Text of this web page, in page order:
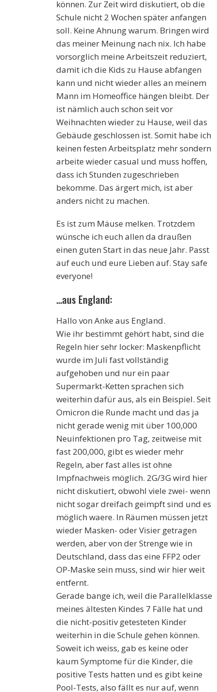
können. Zur Zeit wird diskutiert, ob die
Schule nicht 2 Wochen später anfangen
soll. Keine Ahnung warum. Bringen wird
das meiner Meinung nach nix. Ich habe
vorsorglich meine Arbeitszeit reduziert,
damit ich die Kids zu Hause abfangen
kann und nicht wieder alles an meinem
Mann im Homeoffice hängen bleibt. Der
ist nämlich auch schon seit vor
Weihnachten wieder zu Hause, weil das
Gebäude geschlossen ist. Somit habe ich
keinen festen Arbeitsplatz mehr sondern
arbeite wieder casual und muss hoffen,
dass ich Stunden zugeschrieben
bekomme. Das ärgert mich, ist aber
anders nicht zu machen.
Es ist zum Mäuse melken. Trotzdem
wünsche ich euch allen da draußen
einen guten Start in das neue Jahr. Passt
auf euch und eure Lieben auf. Stay safe
everyone!
…aus England:
Hallo von Anke aus England.
Wie ihr bestimmt gehört habt, sind die
Regeln hier sehr locker: Maskenpflicht
wurde im Juli fast vollständig
aufgehoben und nur ein paar
Supermarkt-Ketten sprachen sich
weiterhin dafür aus, als ein Beispiel. Seit
Omicron die Runde macht und das ja
nicht gerade wenig mit über 100,000
Neuinfektionen pro Tag, zeitweise mit
fast 200,000, gibt es wieder mehr
Regeln, aber fast alles ist ohne
Impfnachweis möglich. 2G/3G wird hier
nicht diskutiert, obwohl viele zwei- wenn
nicht sogar dreifach geimpft sind und es
möglich waere. In Räumen müssen jetzt
wieder Masken- oder Visier getragen
werden, aber von der Strenge wie in
Deutschland, dass das eine FFP2 oder
OP-Maske sein muss, sind wir hier weit
entfernt.
Gerade bange ich, weil die Parallelklasse
meines ältesten Kindes 7 Fälle hat und
die nicht-positiv getesteten Kinder
weiterhin in die Schule gehen können.
Soweit ich weiss, gab es keine oder
kaum Symptome für die Kinder, die
positive Tests hatten und es gibt keine
Pool-Tests, also fällt es nur auf, wenn